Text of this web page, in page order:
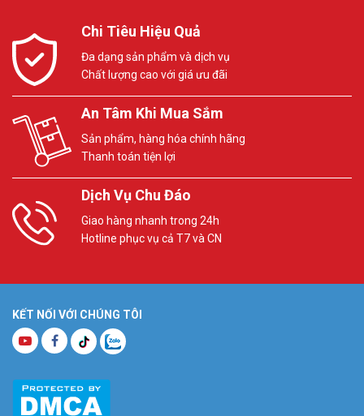
Chi Tiêu Hiệu Quả
Đa dạng sản phẩm và dịch vụ
Chất lượng cao với giá ưu đãi
An Tâm Khi Mua Sắm
Sản phẩm, hàng hóa chính hãng
Thanh toán tiện lợi
Dịch Vụ Chu Đáo
Giao hàng nhanh trong 24h
Hotline phục vụ cả T7 và CN
KẾT NỐI VỚI CHÚNG TÔI